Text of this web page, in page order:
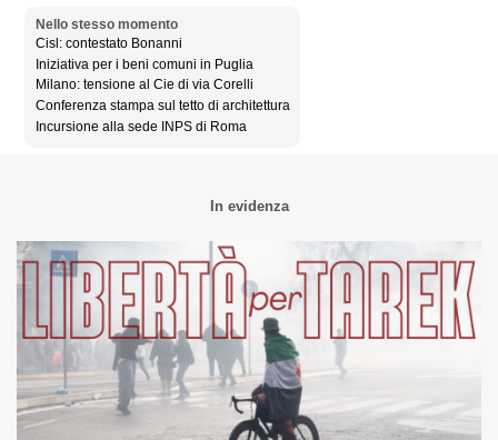
Nello stesso momento
Cisl: contestato Bonanni
Iniziativa per i beni comuni in Puglia
Milano: tensione al Cie di via Corelli
Conferenza stampa sul tetto di architettura
Incursione alla sede INPS di Roma
In evidenza